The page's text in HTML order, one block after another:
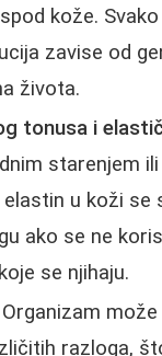
kože.
zavise od
života.
tonusa i
starenjem
u koži se
ako se ne
se njihaju.
Organizam
razloga,